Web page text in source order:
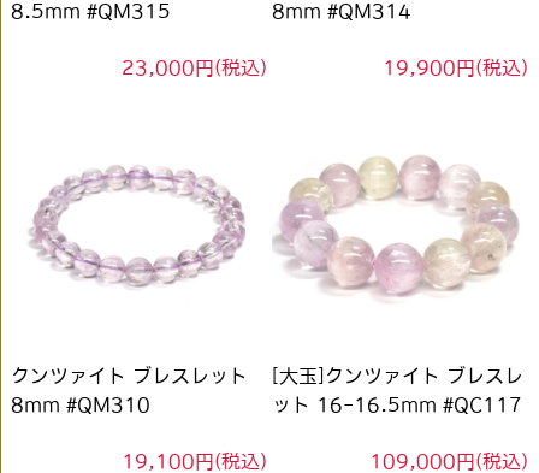
8.5mm #QM315
23,000円(税込)
8mm #QM314
19,900円(税込)
クンツァイト ブレスレット
8mm #QM310
19,100円(税込)
[大玉]クンツァイト ブレスレ
ット 16-16.5mm #QC117
109,000円(税込)